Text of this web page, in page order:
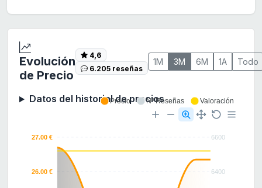
Evolución
de Precio
4,6
6.205 reseñas
1M 3M 6M 1A Todo
Datos del historial de precios
6600
6400
27.00 €
26.00 €
Precio Nº Reseñas Valoración